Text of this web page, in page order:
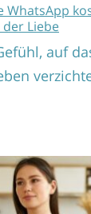
WhatsApp
Liebe
auf